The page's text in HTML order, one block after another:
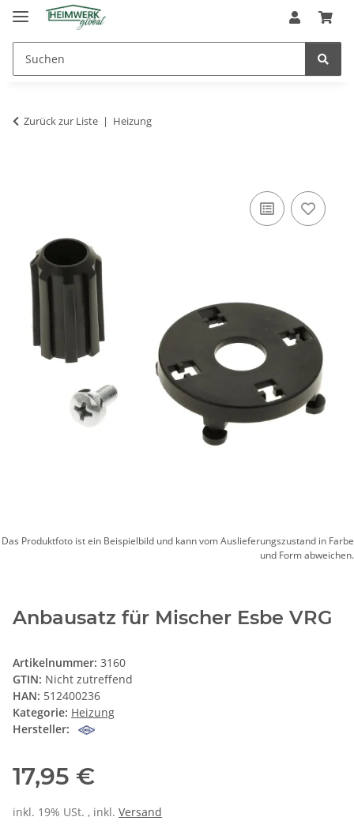
Zurück zur Liste Heizung
Das Produktfoto ist ein Beispielbild und kann vom Auslieferungszustand in Farbe
und Form abweichen.
Anbausatz für Mischer Esbe VRG
Artikelnummer: 3160
GTIN: Nicht zutreffend
HAN: 512400236
Kategorie: Heizung
Hersteller:
17,95 €
inkl. 19% USt. , inkl. Versand